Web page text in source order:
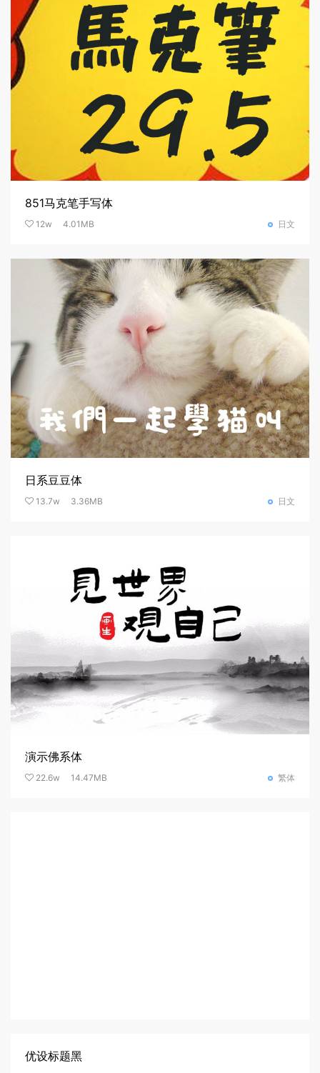
851马克笔手写体
12w 4.01MB 日文
日系豆豆体
13.7w 3.36MB 日文
演示佛系体
22.6w 14.47MB 繁体